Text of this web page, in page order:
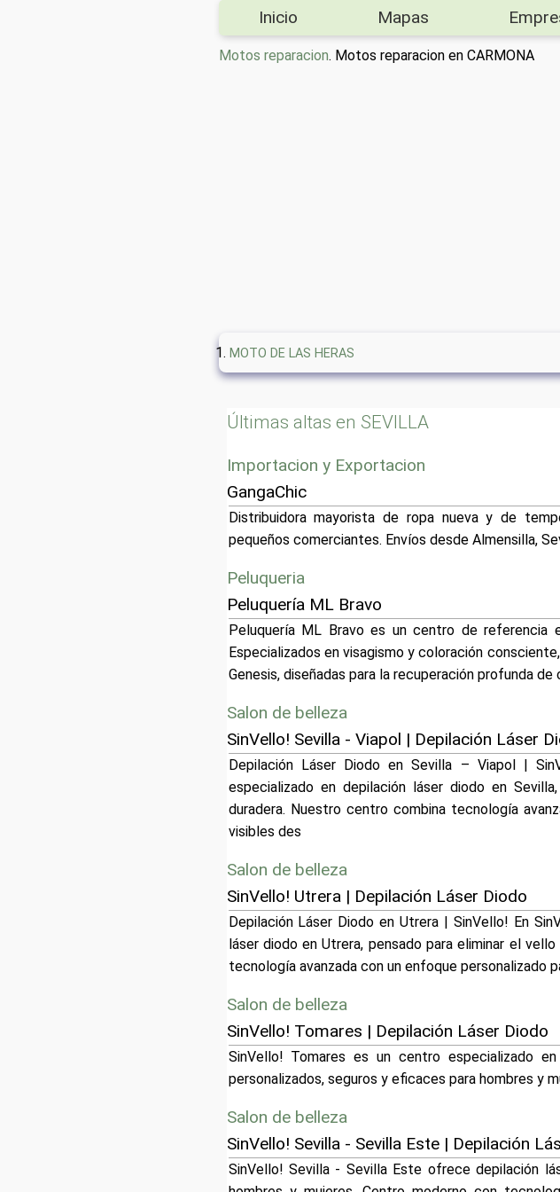
Inicio Mapas
Motos reparacion. Motos reparacion en CARMONA
MOTO DE LAS HERAS
Últimas altas en SEVILLA
Importacion y Exportacion
GangaChic
Distribuidora mayorista de ropa nueva y de
pequeños comerciantes. Envíos desde Almensilla,
Peluqueria
Peluquería ML Bravo
Peluquería ML Bravo es un centro de
Especializados en visagismo y coloración
Genesis, diseñadas para la recuperación profunda de
Salon de belleza
SinVello! Sevilla - Viapol | Depilación Láser
Depilación Láser Diodo en Sevilla – Viapol |
especializado en depilación láser diodo en
duradera. Nuestro centro combina tecnología
visibles des
Salon de belleza
SinVello! Utrera | Depilación Láser Diodo
Depilación Láser Diodo en Utrera | SinVello! En
láser diodo en Utrera, pensado para eliminar el
tecnología avanzada con un enfoque personalizado
Salon de belleza
SinVello! Tomares | Depilación Láser Diodo
SinVello! Tomares es un centro especializado
personalizados, seguros y eficaces para hombres y
Salon de belleza
SinVello! Sevilla - Sevilla Este | Depilación
SinVello! Sevilla - Sevilla Este ofrece depilación